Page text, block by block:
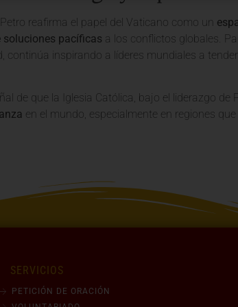
reafirma el papel del Vaticano como un
soluciones pacíficas a los conflictos globales.
continúa inspirando a líderes mundiales a
de que la Iglesia Católica, bajo el liderazgo de
en el mundo, especialmente en regiones
SERVICIOS
PETICIÓN DE ORACIÓN